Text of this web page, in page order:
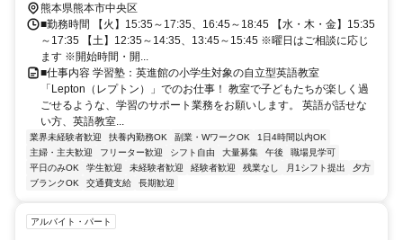
熊本県熊本市中央区
■勤務時間 【火】15:35～17:35、16:45～18:45 【水・木・金】15:35
～17:35 【土】12:35～14:35、13:45～15:45 ※曜日はご相談に応じ
ます ※開始時間・開...
■仕事内容 学習塾：英進館の小学生対象の自立型英語教室
「Lepton（レプトン）」でのお仕事！ 教室で子どもたちが楽しく過
ごせるような、学習のサポート業務をお願いします。 英語が話せな
い方、英語教室...
業界未経験者歓迎 扶養内勤務OK 副業・WワークOK
1日4時間以内OK
主婦・主夫歓迎
フリーター歓迎 シフト自由 大量募集 午後
職場見学可
平日のみOK
学生歓迎 未経験者歓迎 経験者歓迎 残業なし 月1シフト提出
夕方
ブランクOK
交通費支給 長期歓迎
アルバイト・パート